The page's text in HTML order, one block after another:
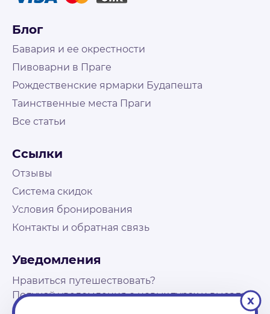
Свяжитесь с нами и наш менеджер поможет
подобрать путешествие
На связи Пн. - Пт. | 10:00 - 18:00, выходные и
Контакты
+48 573 503 888
booking@holly-travel.pl
Мессенджеры
Блог
Бавария и ее окрестности
Пивоварни в Праге
Рождественские ярмарки Будапешта
Таинственные места Праги
Все статьи
Ссылки
Отзывы
Система скидок
Условия бронирования
Контакты и обратная связь
Уведомления
Нравиться путешествовать?
Получай уведомления о новых турах и выездахx